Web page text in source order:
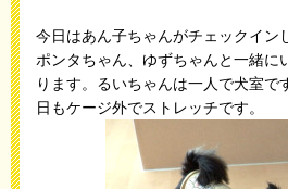
今日はあん子ちゃんがチェックイン
ポンタちゃん、ゆずちゃんと一緒に
ります。るいちゃんは一人で犬室で
日もケージ外でストレッチです。